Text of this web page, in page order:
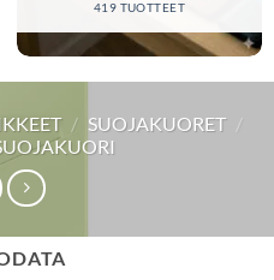
419 TUOTTEET
/ SUOJAKUORET /